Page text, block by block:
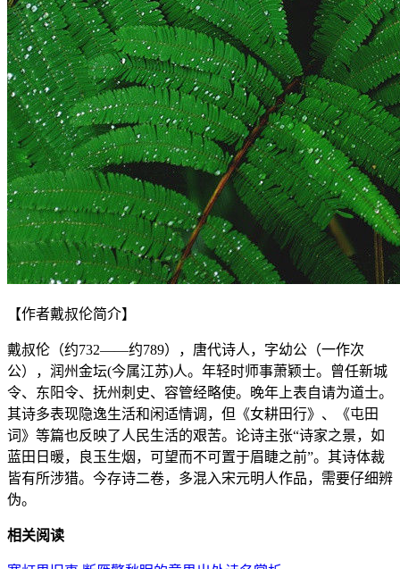
【作者戴叔伦简介】
戴叔伦（约732——约789），唐代诗人，字幼公（一作次
公），润州金坛(今属江苏)人。年轻时师事萧颖士。曾任新城
令、东阳令、抚州刺史、容管经略使。晚年上表自请为道士。
其诗多表现隐逸生活和闲适情调，但《女耕田行》、《屯田
词》等篇也反映了人民生活的艰苦。论诗主张“诗家之景，如
蓝田日暖，良玉生烟，可望而不可置于眉睫之前”。其诗体裁
皆有所涉猎。今存诗二卷，多混入宋元明人作品，需要仔细辨
伪。
相关阅读